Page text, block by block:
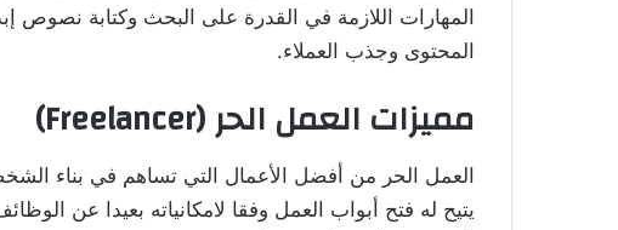
المهارات اللازمة في القدرة على البحث وكتابة نصوص
المحتوى وجذب العملاء.
مميزات العمل الحر (Freelancer)
العمل الحر من أفضل الأعمال التي تساهم في بناء
يتيح له فتح أبواب العمل وفقا لامكانياته بعيدا عن